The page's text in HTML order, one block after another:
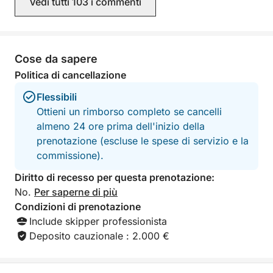
la cura con cui viene organizzata. Tutto il necessario
asciugamani ai consigli utili sui luoghi da visitare. È
un modo semplice per godersi Ibiza dal mare:
rilassante, flessibile e davvero piacevole.
indimenticabile in mare.
questa splendida
Cose da sapere
Politica di cancellazione
Flessibili
Ottieni un rimborso completo se cancelli
almeno 24 ore prima dell'inizio della
prenotazione (escluse le spese di servizio e la
commissione).
Diritto di recesso per questa prenotazione:
No. Per saperne di più
Condizioni di prenotazione
Include skipper professionista
Deposito cauzionale : 2.000 €